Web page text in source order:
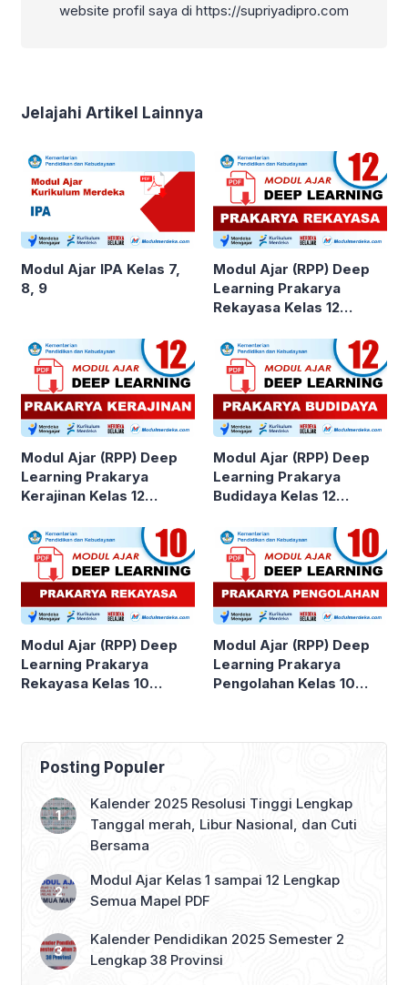
website profil saya di https://supriyadipro.com
Jelajahi Artikel Lainnya
Modul Ajar IPA Kelas 7,
8, 9
Modul Ajar (RPP) Deep
Learning Prakarya
Rekayasa Kelas 12
Modul Ajar (RPP) Deep
Learning Prakarya
Kerajinan Kelas 12
Modul Ajar (RPP) Deep
Learning Prakarya
Budidaya Kelas 12
Modul Ajar (RPP) Deep
Learning Prakarya
Rekayasa Kelas 10
Modul Ajar (RPP) Deep
Learning Prakarya
Pengolahan Kelas 10
Posting Populer
Kalender 2025 Resolusi Tinggi Lengkap
Tanggal merah, Libur Nasional, dan Cuti
Bersama
Modul Ajar Kelas 1 sampai 12 Lengkap
Semua Mapel PDF
Kalender Pendidikan 2025 Semester 2
Lengkap 38 Provinsi